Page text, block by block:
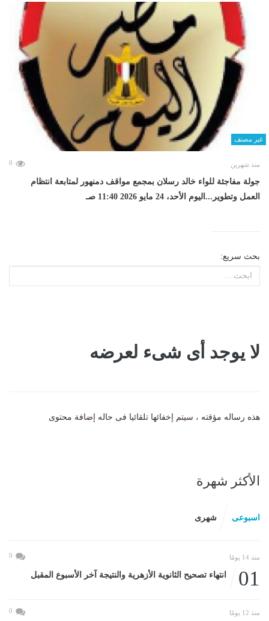
غير مصنف
منذ شهرين 0
جولة مفاجئة للواء خالد رسلان بمجمع مواقف دمنهور لمتابعة انتظام
العمل وتطوير...اليوم الأحد، 24 مايو 2026 11:40 صـ
بحث سريع:
لا يوجد أى شىء لعرضه
هذه رساله مؤقته ، سيتم إخفائها تلقائيا فى حاله إضافة محتوى
الأكثر شهرة
اسبوعى شهرى
منذ 14 يومًا 0
01 انتهاء تصحيح الثانوية الأزهرية والنتيجة آخر الأسبوع المقبل
منذ 12 يومًا 0